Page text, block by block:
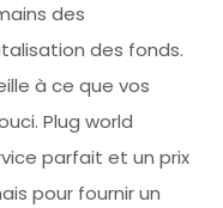
des
des fonds.
à ce que vos
Plug world
parfait et un prix
pour fournir un